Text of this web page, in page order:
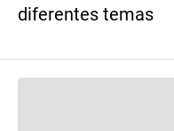
diferentes temas